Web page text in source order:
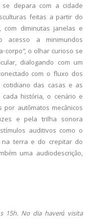
depara com a cidade
feitas a partir do
diminutas janelas e
a minimundos
corpo”, o olhar curioso se
dialogando com um
com o fluxo dos
das casas e as
história, o cenário e
autômatos mecânicos
e pela trilha sonora
auditivos como o
terra e do crepitar do
uma audiodescrição,
15h. No dia haverá visita